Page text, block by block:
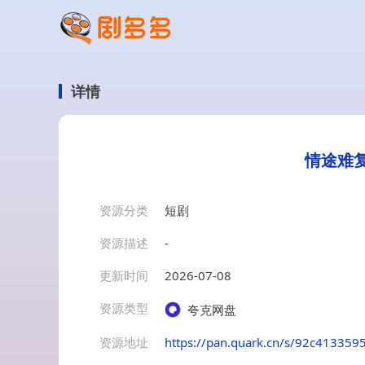
详情
情途难
资源分类
短剧
资源描述
-
更新时间
2026-07-08
资源类型
夸克网盘
资源地址
https://pan.quark.cn/s/